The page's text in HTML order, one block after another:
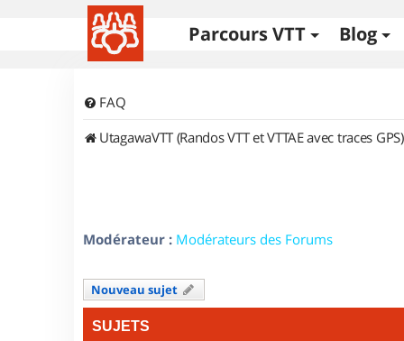
Parcours VTT Blog
FAQ
UtagawaVTT (Randos VTT et VTTAE avec traces GPS)
Modérateur : Modérateurs des Forums
Nouveau sujet
SUJETS